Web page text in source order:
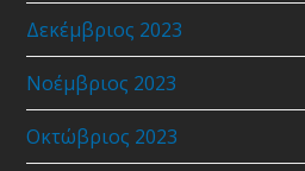
Δεκέμβριος 2023
Νοέμβριος 2023
Οκτώβριος 2023